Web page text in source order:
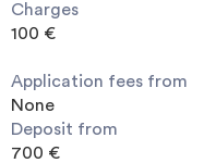
Charges
100 €
Application fees from
None
Deposit from
700 €